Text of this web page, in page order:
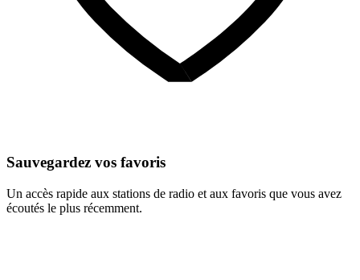
Sauvegardez vos favoris
Un accès rapide aux stations de radio et aux favoris que vous avez
écoutés le plus récemment.